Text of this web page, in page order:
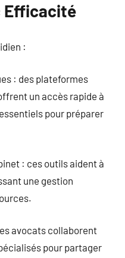
Efficacité
:
: des plateformes
un accès rapide à
pour préparer
: ces outils aident à
une gestion
avocats collaborent
pour partager